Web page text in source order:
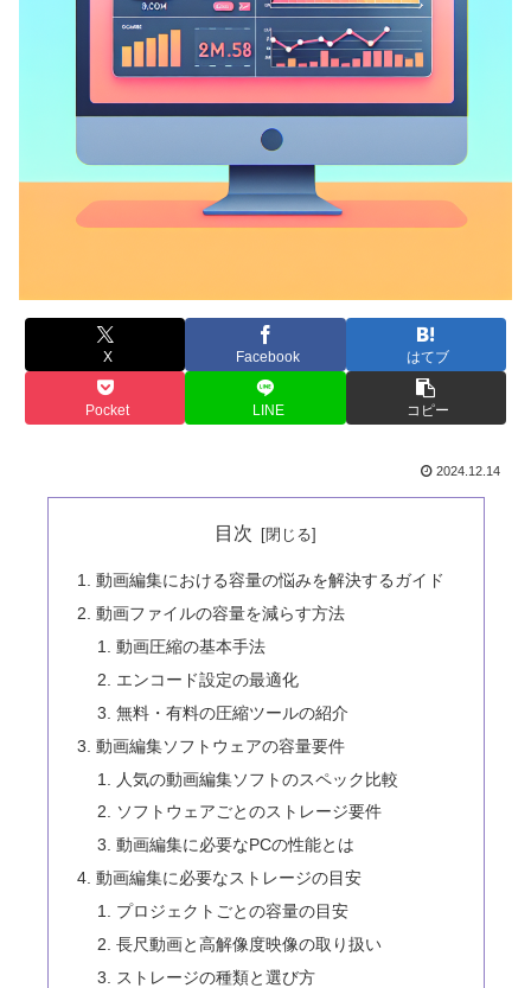
X Facebook はてブ
Pocket LINE コピー
2024.12.14
目次
動画編集における容量の悩みを解決するガイド
動画ファイルの容量を減らす方法
動画圧縮の基本手法
エンコード設定の最適化
無料・有料の圧縮ツールの紹介
動画編集ソフトウェアの容量要件
人気の動画編集ソフトのスペック比較
ソフトウェアごとのストレージ要件
動画編集に必要なPCの性能とは
動画編集に必要なストレージの目安
プロジェクトごとの容量の目安
長尺動画と高解像度映像の取り扱い
ストレージの種類と選び方